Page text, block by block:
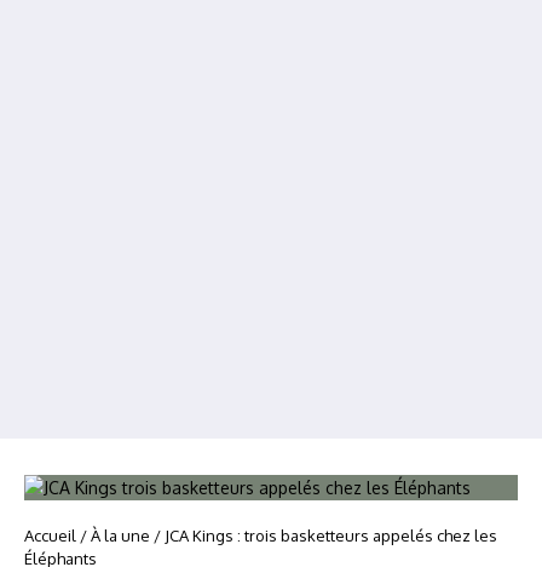
Accueil /À la une / JCA Kings : trois basketteurs appelés chez les
Éléphants